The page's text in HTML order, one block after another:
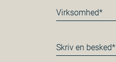
Virksomhed*
*
Besked
*